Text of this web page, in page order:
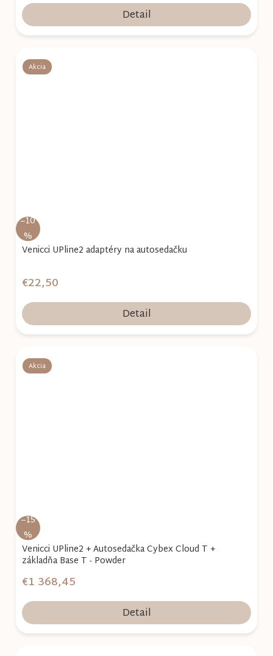
Detail
Akcia
–10
%
Venicci UPline2 adaptéry na autosedačku
€22,50
Detail
Akcia
–15
%
Venicci UPline2 + Autosedačka Cybex Cloud T +
základňa Base T - Powder
€1 368,45
Detail